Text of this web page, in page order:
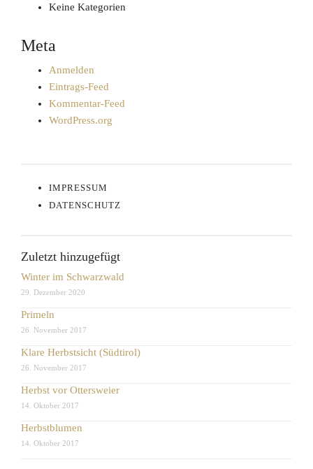
Keine Kategorien
Meta
Anmelden
Eintrags-Feed
Kommentar-Feed
WordPress.org
IMPRESSUM
DATENSCHUTZ
Zuletzt hinzugefügt
Winter im Schwarzwald
29. Dezember 2020
Primeln
26. November 2017
Klare Herbstsicht (Südtirol)
26. November 2017
Herbst vor Ottersweier
14. Oktober 2017
Herbstblumen
14. Oktober 2017